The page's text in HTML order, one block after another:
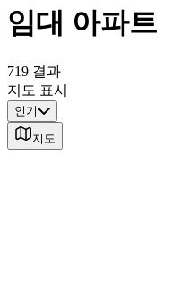
임대 아파트
719 결과
지도 표시
인기
지도